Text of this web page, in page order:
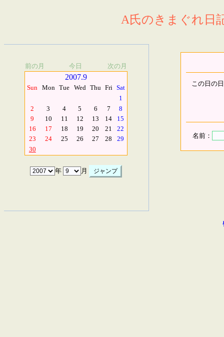
A氏のきまぐれ日
前の月 今日 次の月
2007.9
Sun Mon Tue Wed Thu Fri Sat
1
2
3 4 5 6 7
8
9
10 11 12 13 14
15
16
17 18 19 20 21
22
23
24 25 26 27 28
29
30
年 月
この日の
名前：